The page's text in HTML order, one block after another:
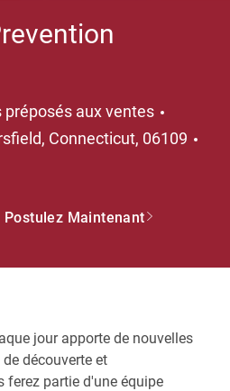
préposés aux ventes
Connecticut, 06109
Postulez Maintenant
jour apporte de nouvelles
découverte et
ferez partie d'une équipe